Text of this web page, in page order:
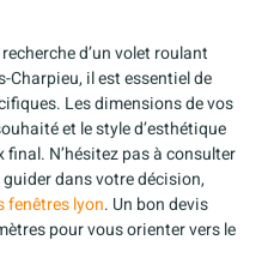
d’un volet roulant
Charpieu, il est essentiel de
Les dimensions de vos
et le style d’esthétique
N’hésitez pas à consulter
dans votre décision,
fenêtres lyon. Un bon devis
pour vous orienter vers le